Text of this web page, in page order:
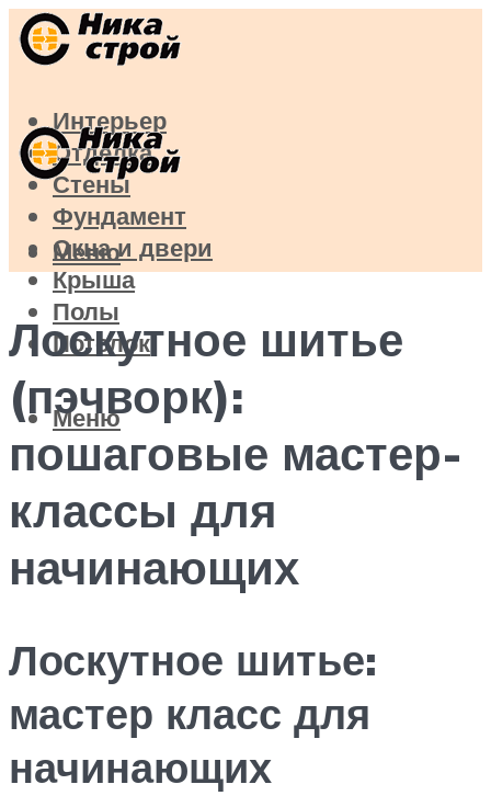
Интерьер
Отделка
Стены
Фундамент
Окна и двери
Крыша
Полы
Потолок
Меню
Меню
Лоскутное шитье
(пэчворк):
пошаговые мастер-
классы для
начинающих
Лоскутное шитье:
мастер класс для
начинающих